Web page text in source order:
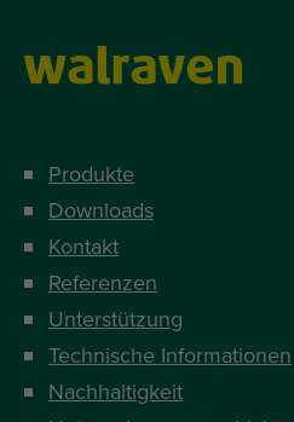
Produkte
Downloads
Kontakt
Referenzen
Unterstützung
Technische Informationen
Nachhaltigkeit